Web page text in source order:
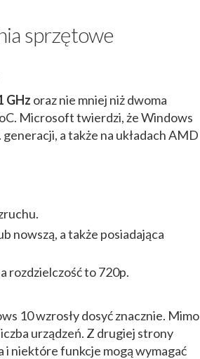
sprzętowe
GHz oraz nie mniej niż dwoma
Microsoft twierdzi, że Windows
a także na układach AMD
nowszą, a także posiadająca
rozdzielczość to 720p.
10 wzrosły dosyć znacznie. Mimo
urządzeń. Z drugiej strony
i niektóre funkcje mogą wymagać